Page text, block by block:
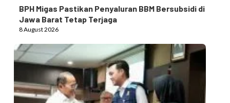
BPH Migas Pastikan Penyaluran BBM Bersubsidi di
Jawa Barat Tetap Terjaga
8 August 2026